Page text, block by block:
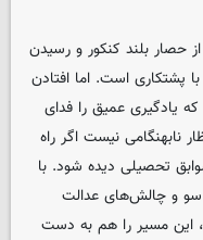
حصار بلند کنکور و رسیدن
پشتکاری است. اما افتادن
یادگیری عمیق را فدای
نیست اگر راه
تحصیلی دیده شود. با
سو و چالش‌های عدالت
این مسیر را هم به دست